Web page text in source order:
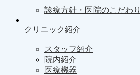
診療方針・医院のこだわり
クリニック紹介
スタッフ紹介
院内紹介
医療機器